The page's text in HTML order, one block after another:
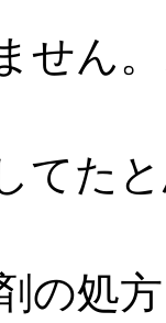
せん
てた
の処